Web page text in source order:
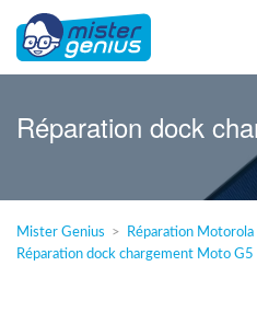
Magasins
Réparation dock
Mister Genius Réparation Motorola
Réparation dock chargement Moto G5